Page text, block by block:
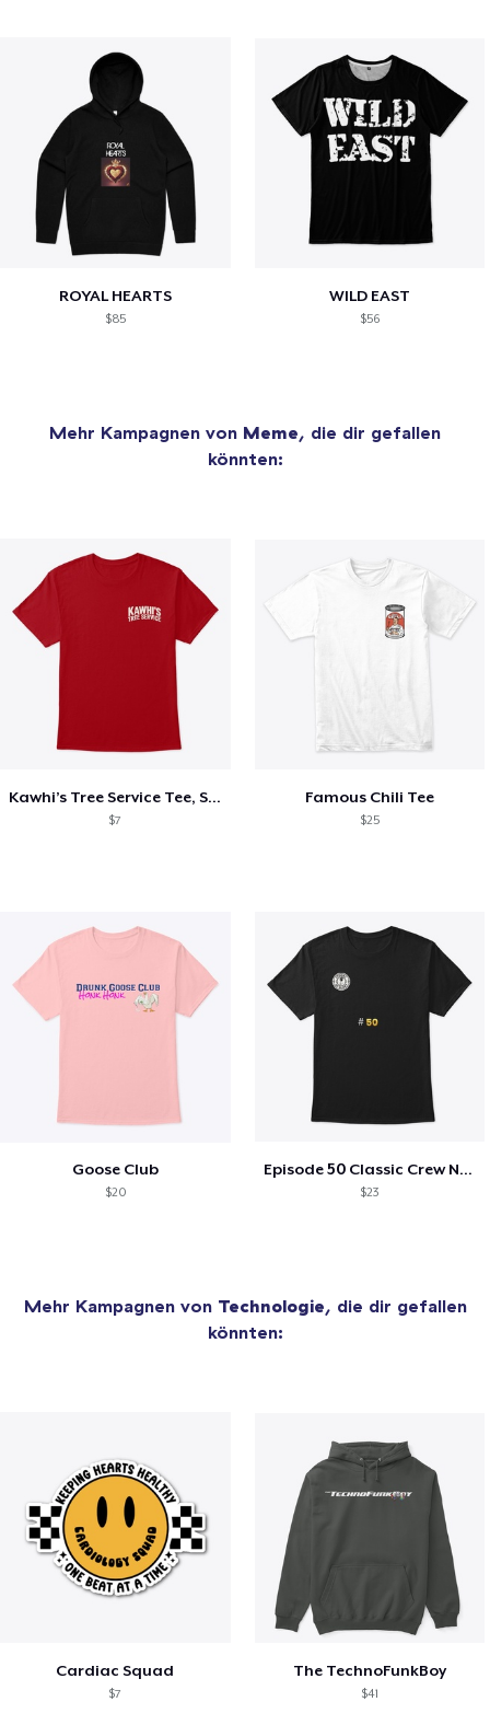
ROYAL HEARTS
$85
WILD EAST
$56
Mehr Kampagnen von Meme, die dir gefallen
könnten:
Kawhi’s Tree Service Tee, Shirts, Mug
$7
Famous Chili Tee
$25
Goose Club
$20
Episode 50 Classic Crew Neck T-Shirt
$23
Mehr Kampagnen von Technologie, die dir gefallen
könnten:
Cardiac Squad
$7
The TechnoFunkBoy
$41